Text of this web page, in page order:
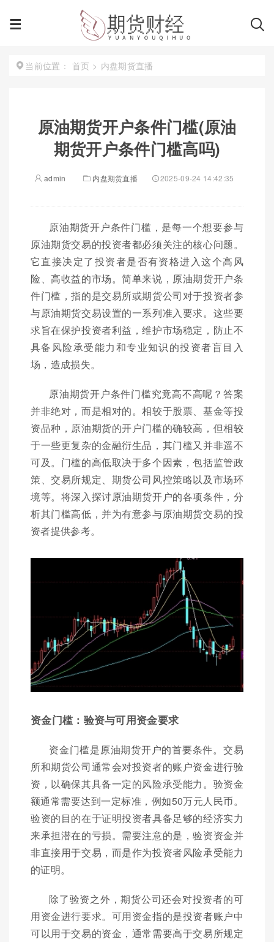
当前位置： 首页 > 内盘期货直播
原油期货开户条件门槛(原油
期货开户条件门槛高吗)
admin 内盘期货直播 2025-09-24 14:42:35
原油期货开户条件门槛，是每一个想要参与
原油期货交易的投资者都必须关注的核心问题。
它直接决定了投资者是否有资格进入这个高风
险、高收益的市场。简单来说，原油期货开户条
件门槛，指的是交易所或期货公司对于投资者参
与原油期货交易设置的一系列准入要求。这些要
求旨在保护投资者利益，维护市场稳定，防止不
具备风险承受能力和专业知识的投资者盲目入
场，造成损失。
原油期货开户条件门槛究竟高不高呢？答案
并非绝对，而是相对的。相较于股票、基金等投
资品种，原油期货的开户门槛的确较高，但相较
于一些更复杂的金融衍生品，其门槛又并非遥不
可及。门槛的高低取决于多个因素，包括监管政
策、交易所规定、期货公司风控策略以及市场环
境等。将深入探讨原油期货开户的各项条件，分
析其门槛高低，并为有意参与原油期货交易的投
资者提供参考。
资金门槛：验资与可用资金要求
资金门槛是原油期货开户的首要条件。交易
所和期货公司通常会对投资者的账户资金进行验
资，以确保其具备一定的风险承受能力。验资金
额通常需要达到一定标准，例如50万元人民币。
验资的目的在于证明投资者具备足够的经济实力
来承担潜在的亏损。需要注意的是，验资资金并
非直接用于交易，而是作为投资者风险承受能力
的证明。
除了验资之外，期货公司还会对投资者的可
用资金进行要求。可用资金指的是投资者账户中
可以用于交易的资金，通常需要高于交易所规定